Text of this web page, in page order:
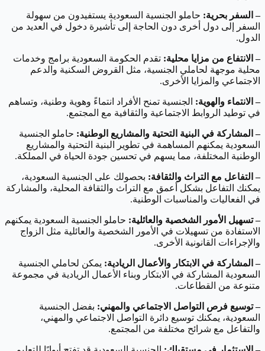
– السفر بحرية: حاملو الجنسية السعودية يستفيدون من سهولة
السفر إلى دول أخرى دون الحاجة إلى تأشيرة دخول في العديد من
الدول.
– الانتفاع من مزايا محلية: تقدم الحكومة السعودية برامج وخدمات
محلية موجهة لحاملي الجنسية، مثل القروض السكنية والدعم
الاجتماعي والمزايا الأخرى.
– الانتماء والهوية: الجنسية تمنح الأفراد انتماءً وهوية وطنية، وتساهم
في توطيد الروابط الاجتماعية والثقافية مع المجتمع.
– المشاركة في البنية التحتية والمشاريع الوطنية: حاملو الجنسية
السعودية يمكنهم المساهمة في تطوير البنية التحتية والمشاريع
الوطنية المختلفة، مما يسهم في تحسين جودة الحياة في المملكة.
– التفاعل مع التراث والثقافة: بحصولك على الجنسية السعودية،
يمكنك التفاعل بشكل أعمق مع التراث والثقافة المحلية، والمشاركة
في الفعاليات والمناسبات الوطنية.
– تسهيل الأمور الشخصية والعائلية: حاملو الجنسية السعودية يمكنهم
الاستفادة من تسهيلات في الأمور الشخصية والعائلية مثل الزواج
والإجراءات القانونية الأخرى.
– المشاركة في الابتكار والأعمال الريادية: يمكن لحاملي الجنسية
السعودية المشاركة في الابتكار وبناء الأعمال الريادية في مجموعة
متنوعة من القطاعات.
– توسيع فرص التواصل الاجتماعي والمهني: بفضل الجنسية
السعودية، يمكنك توسيع دائرة التواصل الاجتماعي والمهني،
والتفاعل مع شرائح مختلفة من المجتمع.